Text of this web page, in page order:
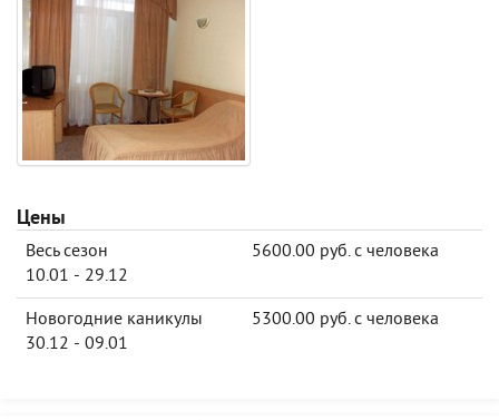
Цены
Весь сезон
10.01 - 29.12
5600.00 руб. с человека
Новогодние каникулы
30.12 - 09.01
5300.00 руб. с человека